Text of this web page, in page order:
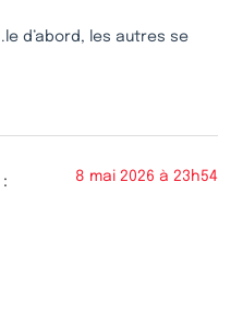
d’abord, les autres se
8 mai 2026 à 23h54